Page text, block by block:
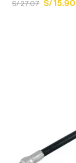
S/ 27.07 S/ 15.90